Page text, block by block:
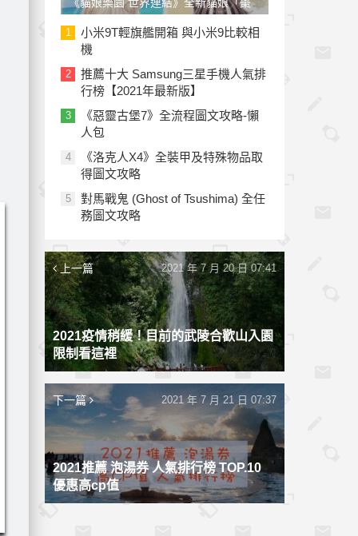
子」參戰！草莓、椰子泳裝新裝上線
1
小米9T輕旗艦開箱 與小米9比較相
機
2
推薦十大 Samsung三星手機人氣排
行榜【2021年最新版】
3
《惡靈古堡7》全流程圖文攻略-懶
人包
4
《洛克人X4》全裝甲及特殊物品取
得圖文攻略
5
對馬戰鬼 (Ghost of Tsushima) 全任
務圖文攻略
上一篇
2021疫情稍緩！目前的武陵合歡山入園
限制看這裡
2021 年 7 月 20 日 07:41
下一篇
2021推薦 泡湯券 人氣排行榜 TOP.10
優惠高cp值
2021 年 7 月 21 日 07:37